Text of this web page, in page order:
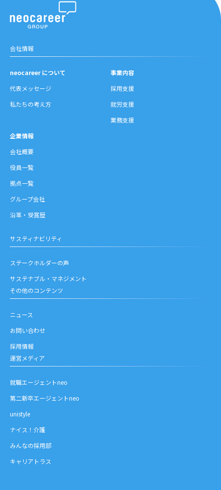
会社情報
neocareer について
代表メッセージ
私たちの考え方
事業内容
採用支援
就労支援
業務支援
企業情報
会社概要
役員一覧
拠点一覧
グループ会社
沿革・受賞歴
サスティナビリティ
ステークホルダーの声
サステナブル・マネジメント
その他のコンテンツ
ニュース
お問い合わせ
採用情報
運営メディア
就職エージェントneo
第二新卒エージェントneo
unistyle
ナイス！介護
みんなの採用部
キャリアトラス